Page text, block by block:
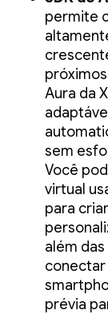
permite
próximos
Aura da
sem
Você
virtual
para
além das
conectar
prévia